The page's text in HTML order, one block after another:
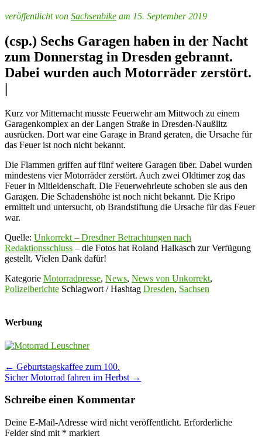
veröffentlicht von Sachsenbike am 15. September 2019
(csp.) Sechs Garagen haben in der Nacht
zum Donnerstag in Dresden gebrannt.
Dabei wurden auch Motorräder zerstört.
Kurz vor Mitternacht musste Feuerwehr am Mittwoch zu einem
Garagenkomplex an der Langen Straße in Dresden-Naußlitz
ausrücken. Dort war eine Garage in Brand geraten, die Ursache für
das Feuer ist noch nicht bekannt.
Die Flammen griffen auf fünf weitere Garagen über. Dabei wurden
mindestens vier Motorräder zerstört. Auch zwei Oldtimer zog das
Feuer in Mitleidenschaft. Die Feuerwehrleute schoben sie aus den
Garagen. Die Schadenshöhe ist noch nicht bekannt. Die Kripo
ermittelt und untersucht, ob Brandstiftung die Ursache für das Feuer
war.
Quelle: Unkorrekt – Dresdner Betrachtungen nach
Redaktionsschluss – die Fotos hat Roland Halkasch zur Verfügung
gestellt. Vielen Dank dafür!
Kategorie Motorradpresse, News, News von Unkorrekt,
Polizeiberichte Schlagwort / Hashtag Dresden, Sachsen
Werbung
Post
navigation
← Geburtstagskaffee zum 100.
Sicher Motorrad fahren im Herbst →
Schreibe einen Kommentar
Deine E-Mail-Adresse wird nicht veröffentlicht. Erforderliche
Felder sind mit * markiert